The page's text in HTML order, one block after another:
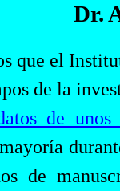
Dr.
que el
de la
de unos
de